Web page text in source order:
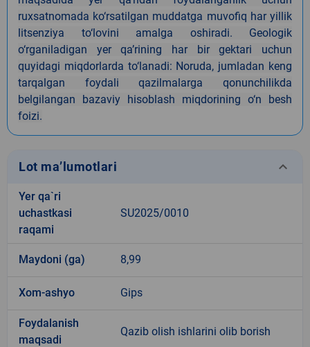
ruxsatnomada ko‘rsatilgan muddatga muvofiq har yillik
litsenziya to‘lovini amalga oshiradi. Geologik
o‘rganiladigan yer qa’rining har bir gektari uchun
quyidagi miqdorlarda to‘lanadi: Noruda, jumladan keng
tarqalgan foydali qazilmalarga qonunchilikda
belgilangan bazaviy hisoblash miqdorining o‘n besh
foizi.
Lot ma’lumotlari keyboard_arrow_down
Yer qa`ri
uchastkasi
raqami
SU2025/0010
Maydoni (ga) 8,99
Xom-ashyo Gips
Foydalanish
maqsadi
Qazib olish ishlarini olib borish